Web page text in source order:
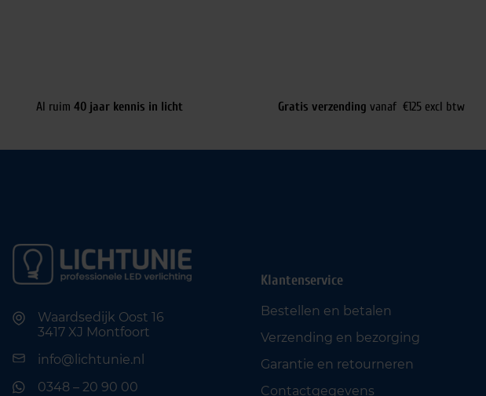
Al ruim 40 jaar kennis in licht Gratis verzending vanaf €125 excl btw
Waardsedijk Oost 16
3417 XJ Montfoort
info@lichtunie.nl
0348 – 20 90 00
Klantenservice
Bestellen en betalen
Verzending en bezorging
Garantie en retourneren
Contactgegevens